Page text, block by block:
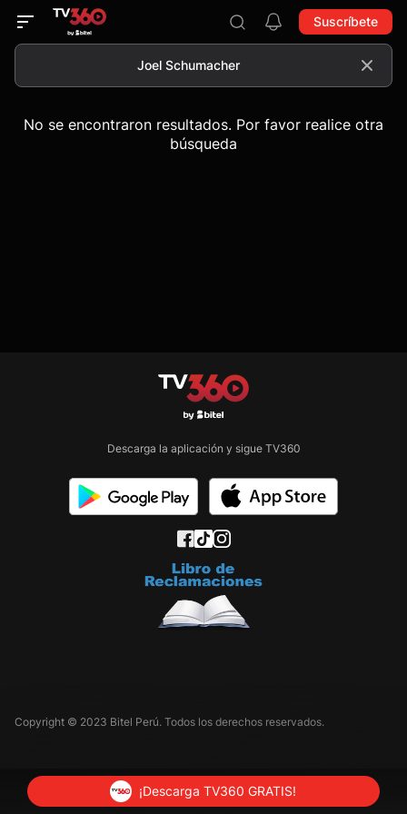
Suscríbete
No se encontraron resultados. Por favor realice otra
búsqueda
Descarga la aplicación y sigue TV360
Copyright © 2023 Bitel Perú. Todos los derechos reservados.
¡Descarga TV360 GRATIS!